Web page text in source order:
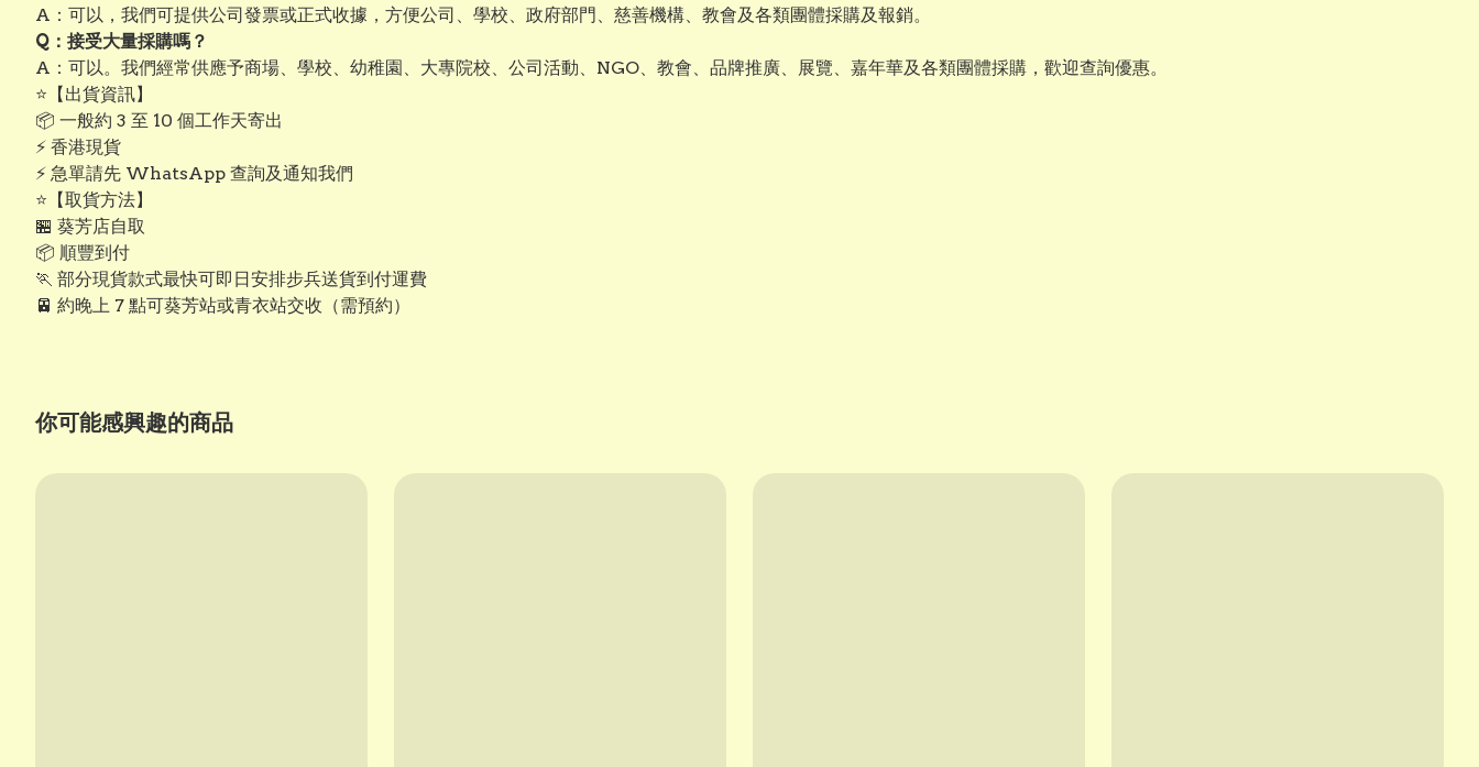
A：可以，我們可提供公司發票或正式收據，方便公司、學校、政府部門、慈善機構、教會及各類團體採購及報銷。
Q：接受大量採購嗎？
A：可以。我們經常供應予商場、學校、幼稚園、大專院校、公司活動、NGO、教會、品牌推廣、展覽、嘉年華及各類團體採購，歡迎查詢優惠。
⭐【出貨資訊】
📦 一般約 3 至 10 個工作天寄出
⚡ 香港現貨
⚡ 急單請先 WhatsApp 查詢及通知我們
⭐【取貨方法】
🏪 葵芳店自取
📦 順豐到付
🏃 部分現貨款式最快可即日安排步兵送貨到付運費
🚈 約晚上 7 點可葵芳站或青衣站交收（需預約）
你可能感興趣的商品